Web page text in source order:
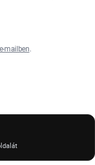
mailben.